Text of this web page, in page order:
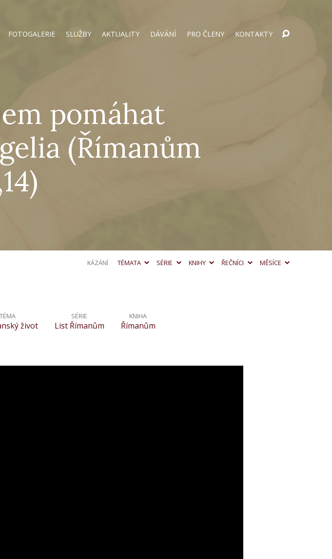
FOTOGALERIE SLUŽBY AKTUALITY DÁVÁNÍ PRO ČLENY KONTAKTY
pomáhat
(Římanům
KÁZÁNÍ TÉMATA SÉRIE KNIHY ŘEČNÍCI MĚSÍCE
TÉMA
život
SÉRIE
List Římanům
KNIHA
Římanům